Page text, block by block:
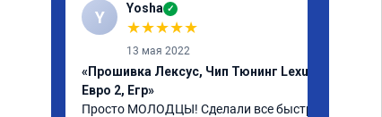
Y Yosha ✓
★★★★★
13 мая 2022
«Прошивка Лексус, Чип Тюнинг Lexus,
Евро 2, Егр»
Просто МОЛОДЦЫ! Сделали все быстро,